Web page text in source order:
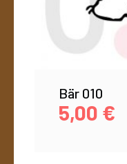
Bär 010
5,00 €